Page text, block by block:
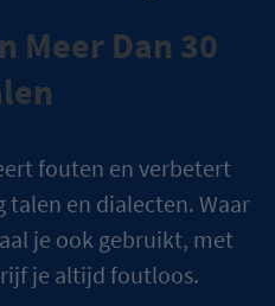
Meer Dan 30
fouten en verbetert
en dialecten. Waar
je ook gebruikt, met
je altijd foutloos.